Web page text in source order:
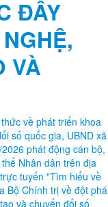
Tổ quốc Việt Nam
trận 6 tháng đầu
2026 và kiện toàn
kỳ 2025-2030.
phần nâng cao chất
Việt Nam xã trong
Nguyễn Tuấn Ngọc
Thị Thu Trang -
Khắc Long - UVBTV,
chí Cao Thị Thu
chí Phó Chủ tịch
trị - xã hội xã;
bà Trưởng ban Công
chúng; các ông bà